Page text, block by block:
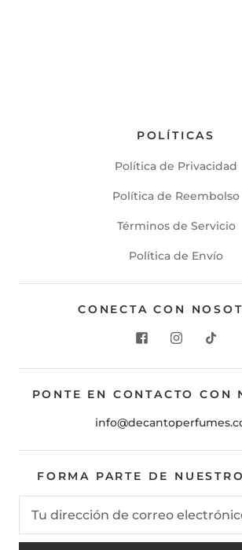
POLÍTICAS
Política de Privacidad
Política de Reembolso
Términos de Servicio
Política de Envío
CONECTA CON
PONTE EN CONTACTO CON
FORMA PARTE DE